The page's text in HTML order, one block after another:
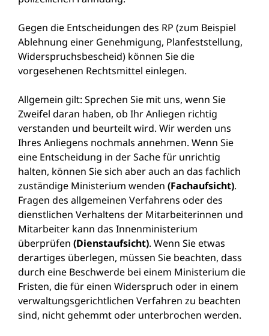
Gegen die Entscheidungen des RP (zum Beispiel
Ablehnung einer Genehmigung, Planfeststellung,
Widerspruchsbescheid) können Sie die
vorgesehenen Rechtsmittel einlegen.
Allgemein gilt: Sprechen Sie mit uns, wenn Sie
Zweifel daran haben, ob Ihr Anliegen richtig
verstanden und beurteilt wird. Wir werden uns
Ihres Anliegens nochmals annehmen. Wenn Sie
eine Entscheidung in der Sache für unrichtig
halten, können Sie sich aber auch an das fachlich
zuständige Ministerium wenden (Fachaufsicht).
Fragen des allgemeinen Verfahrens oder des
dienstlichen Verhaltens der Mitarbeiterinnen und
Mitarbeiter kann das Innenministerium
überprüfen (Dienstaufsicht). Wenn Sie etwas
derartiges überlegen, müssen Sie beachten, dass
durch eine Beschwerde bei einem Ministerium die
Fristen, die für einen Widerspruch oder in einem
verwaltungsgerichtlichen Verfahren zu beachten
sind, nicht gehemmt oder unterbrochen werden.